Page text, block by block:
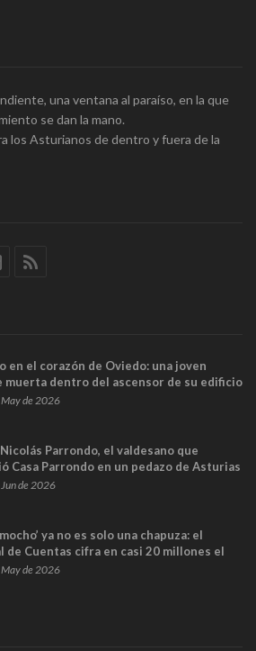
una ventana al paraíso, en la que
se dan la mano.
los Asturianos de dentro y fuera de la
en el corazón de Oviedo: una joven
muerta dentro del ascensor de su edificio
captan sus últimos minutos
May de 2026
Parrondo, el valdesano que
Casa Parrondo en un pedazo de Asturias
de 2026
ya no es solo una chapuza: el
de Cuentas cifra en casi 20 millones el
de los trenes que no cabían por los
de 2026